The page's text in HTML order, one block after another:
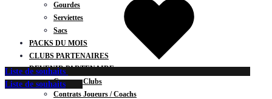
Gourdes
Serviettes
Sacs
PACKS DU MOIS
CLUBS PARTENAIRES
DEVENIR PARTENAIRE
Contrats Clubs
Contrats Joueurs / Coachs
Liste de souhaits
Liste de souhaits